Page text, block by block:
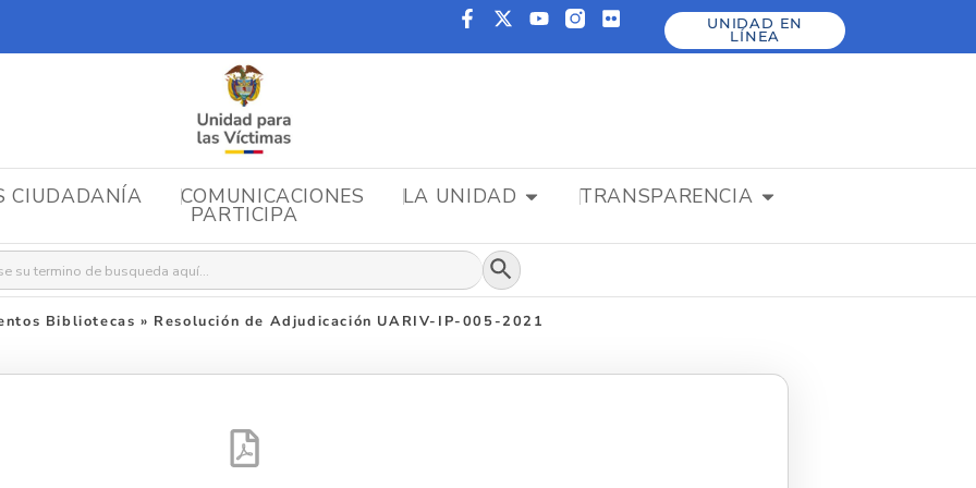
UNIDAD EN
LÍNEA
CIUDADANÍA COMUNICACIONES LA UNIDAD TRANSPARENCIA
PARTICIPA
Botón de búsqueda
Bibliotecas » Resolución de Adjudicación UARIV-IP-005-2021